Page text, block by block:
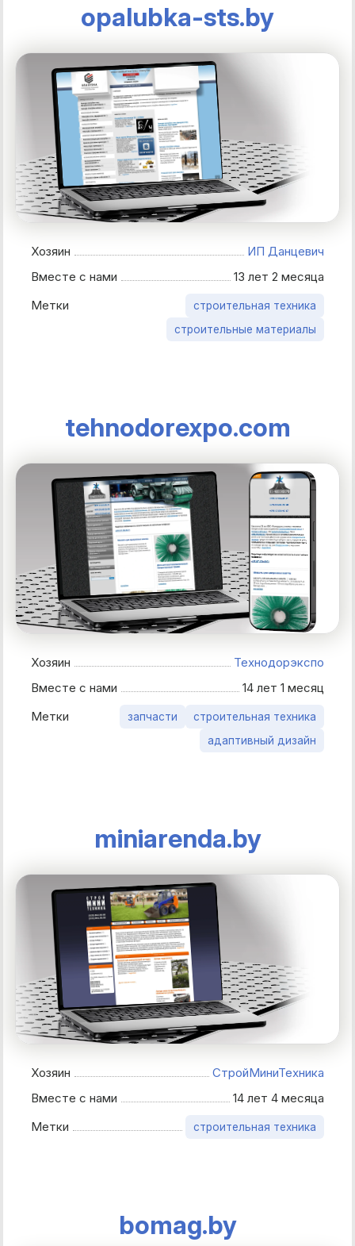
opalubka-sts.by
Хозяин
ИП Данцевич
Вместе с нами
13 лет 2 месяца
Метки
строительная техника
строительные материалы
tehnodorexpo.com
Хозяин
Технодорэкспо
Вместе с нами
14 лет 1 месяц
Метки
запчасти
строительная техника
адаптивный дизайн
miniarenda.by
Хозяин
СтройМиниТехника
Вместе с нами
14 лет 4 месяца
Метки
строительная техника
bomag.by